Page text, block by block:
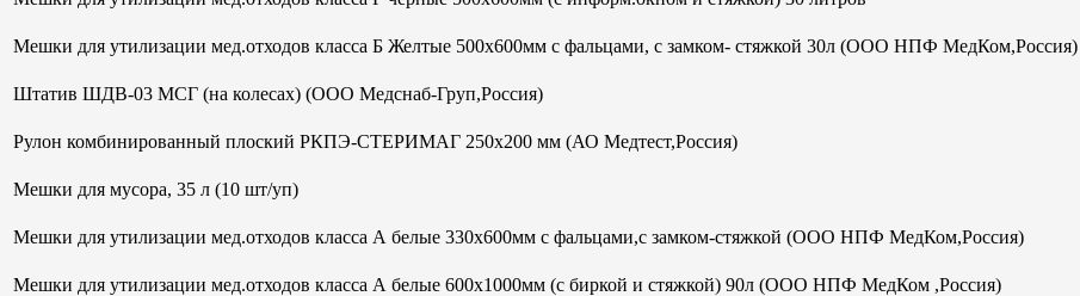
Мешки для утилизации мед.отходов класса Б Желтые 500х600мм с фальцами, с замком- стяжкой 30л (ООО НПФ МедКом,Россия)
Штатив ШДВ-03 МСГ (на колесах) (ООО Медснаб-Груп,Россия)
Рулон комбинированный плоский РКПЭ-СТЕРИМАГ 250х200 мм (АО Медтест,Россия)
Мешки для мусора, 35 л (10 шт/уп)
Мешки для утилизации мед.отходов класса А белые 330х600мм с фальцами,с замком-стяжкой (ООО НПФ МедКом,Россия)
Мешки для утилизации мед.отходов класса А белые 600х1000мм (с биркой и стяжкой) 90л (ООО НПФ МедКом ,Россия)